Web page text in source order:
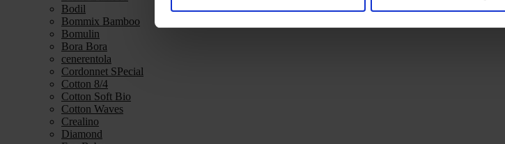
Bodil
Bommix Bamboo
Bomulin
Bora Bora
cenerentola
Cordonnet SPecial
Cotton 8/4
Cotton Soft Bio
Cotton Waves
Crealino
Diamond